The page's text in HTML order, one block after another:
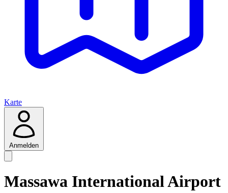
Karte
Anmelden
Massawa International Airport